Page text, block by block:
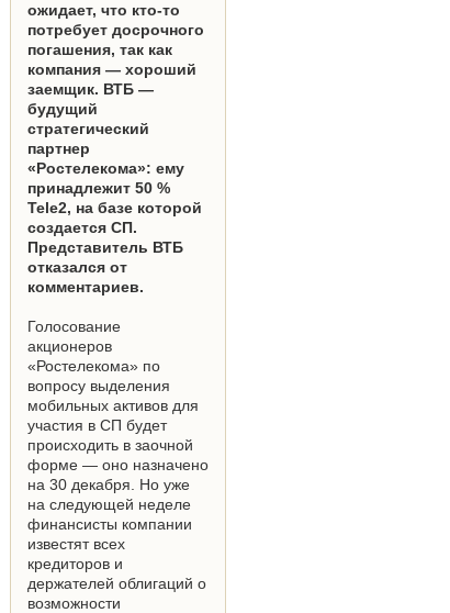
ожидает, что кто-то
потребует досрочного
погашения, так как
компания — хороший
заемщик. ВТБ —
будущий
стратегический
партнер
«Ростелекома»: ему
принадлежит 50 %
Tele2, на базе которой
создается СП.
Представитель ВТБ
отказался от
комментариев.
Голосование
акционеров
«Ростелекома» по
вопросу выделения
мобильных активов для
участия в СП будет
происходить в заочной
форме — оно назначено
на 30 декабря. Но уже
на следующей неделе
финансисты компании
известят всех
кредиторов и
держателей облигаций о
возможности